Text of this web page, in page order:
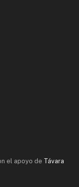
el apoyo de Távara